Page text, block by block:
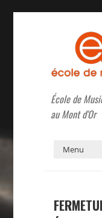
École de
au Mont d'Or